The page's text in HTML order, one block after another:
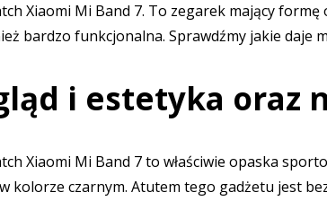
Xiaomi Mi Band 7. To zegarek mający
bardzo funkcjonalna. Sprawdźmy jakie daje
i estetyka oraz
Xiaomi Mi Band 7 to właściwie opaska
kolorze czarnym. Atutem tego gadżetu jest